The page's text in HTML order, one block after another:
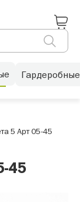
Гардеробные
5 Арт 05-45
45